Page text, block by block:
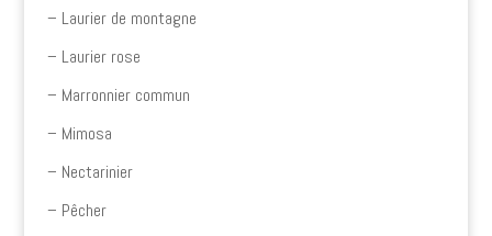
– Laurier de montagne
– Laurier rose
– Marronnier commun
– Mimosa
– Nectarinier
– Pêcher